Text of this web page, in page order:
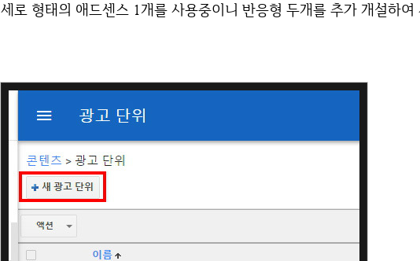
세로 형태의 애드센스 1개를 사용중이니 반응형 두개를 추가 개설하여